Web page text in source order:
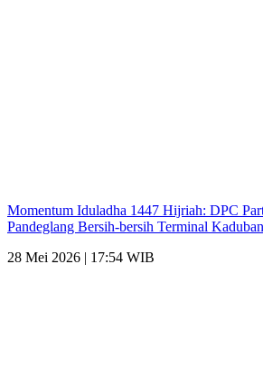
Momentum Iduladha 1447 Hijriah: DPC
Pandeglang Bersih-bersih Terminal
28 Mei 2026 | 17:54 WIB